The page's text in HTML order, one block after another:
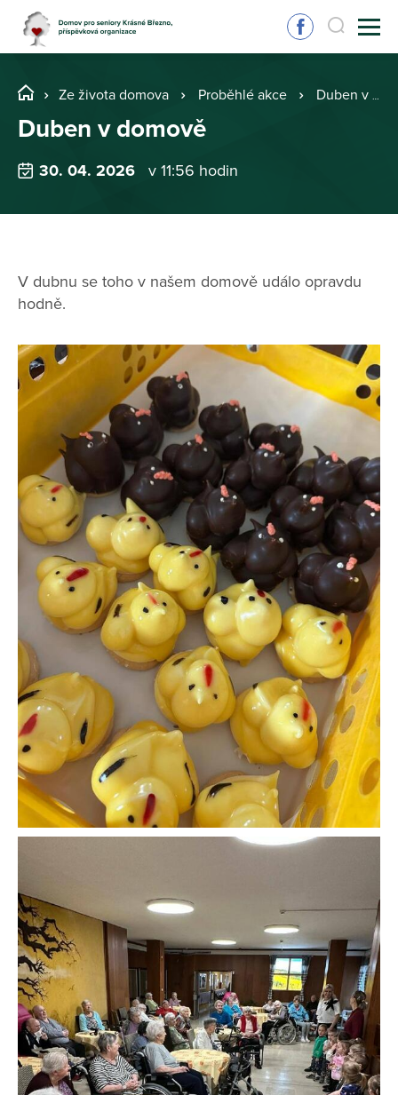
Ze života domova Proběhlé akce Duben v domově
Duben v domově
30. 04. 2026 v 11:56 hodin
V dubnu se toho v našem domově událo opravdu
hodně.